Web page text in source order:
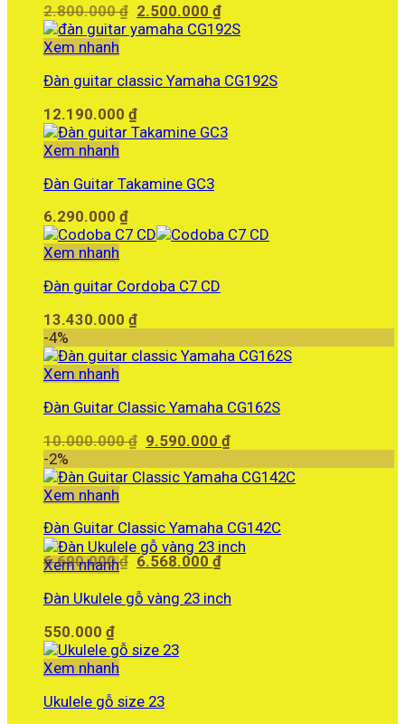
2.800.000₫ Giá
gốc
2.500.000₫Giá
hiện
2.500.000 ₫.
Xem nhanh
Đàn guitar classic Yamaha CG192S
12.190.000 ₫
Xem nhanh
Đàn Guitar Takamine GC3
6.290.000 ₫
Xem nhanh
Đàn guitar Cordoba C7 CD
13.430.000 ₫
-4%
Xem nhanh
Đàn Guitar Classic Yamaha CG162S
10.000.000₫ Giá
là:
9.590.000₫Giá
tại
-2%
Xem nhanh
Đàn Guitar Classic Yamaha CG142C
6.690.000₫ Giá
là:
6.568.000₫Giá
tại
Xem nhanh
Đàn Ukulele gỗ vàng 23 inch
550.000 ₫
Xem nhanh
Ukulele gỗ size 23